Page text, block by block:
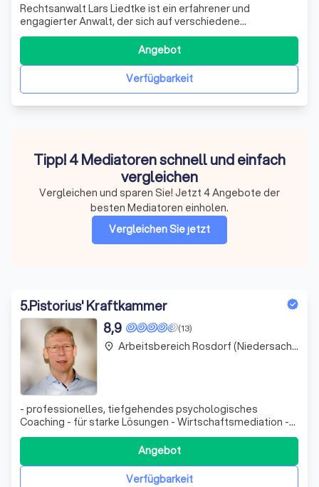
Rechtsanwalt Lars Liedtke ist ein erfahrener und
engagierter Anwalt, der sich auf verschiedene
Rechtsgebiete spezialisiert hat. Mit Sitz in Göttingen,
bietet er eine umfassende Palette von
Rechtsdienstleistungen an und ist stets bemüht, die
besten Ergebnisse für seine Mandanten zu erzielen. Herr L
Verfügbarkeit
Angebot
Tipp! 4 Mediatoren schnell und einfach
vergleichen
Vergleichen und sparen Sie! Jetzt 4 Angebote der
besten Mediatoren einholen.
Vergleichen Sie jetzt
5.Pistorius' Kraftkammer
(13)
8,9
- professionelles, tiefgehendes psychologisches
Coaching - für starke Lösungen - Wirtschaftsmediation -
für schnelle, nachhaltige Konfliktlösungen; Spezialität:
Unternehmensübergabe - Entwicklung von
Führungskräften - als Begleitung und/oder über
Trainingsformate
Verfügbarkeit
Angebot
place Arbeitsbereich Rosdorf (Niedersachsen)